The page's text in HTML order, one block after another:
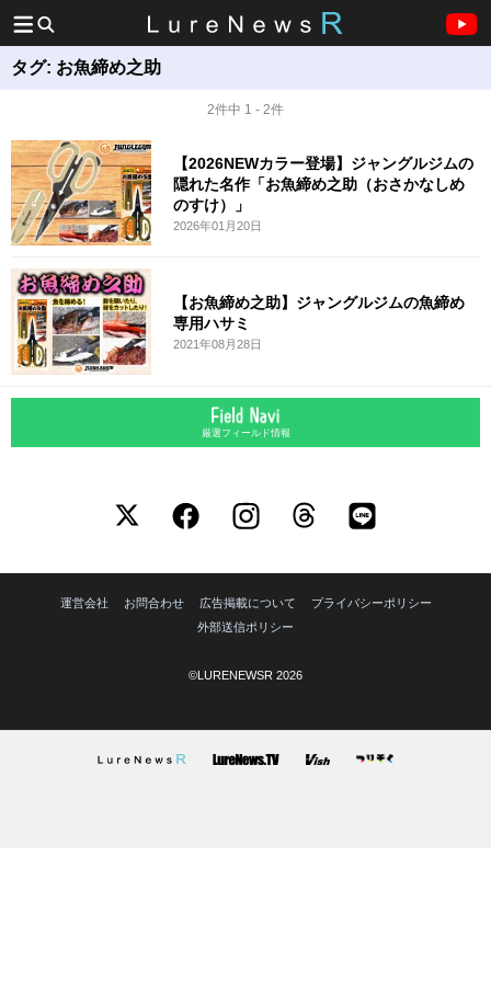
タグ: お魚締め之助
2件中 1 - 2件
【2026NEWカラー登場】ジャングルジムの
隠れた名作「お魚締め之助（おさかなしめ
のすけ）」
2026年01月20日
【お魚締め之助】ジャングルジムの魚締め
専用ハサミ
2021年08月28日
厳選フィールド情報
運営会社 お問合わせ 広告掲載について
プライバシーポリシー
外部送信ポリシー
©LURENEWSR 2026